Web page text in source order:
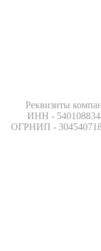
Реквизиты
ИНН -
ОГРНИП -